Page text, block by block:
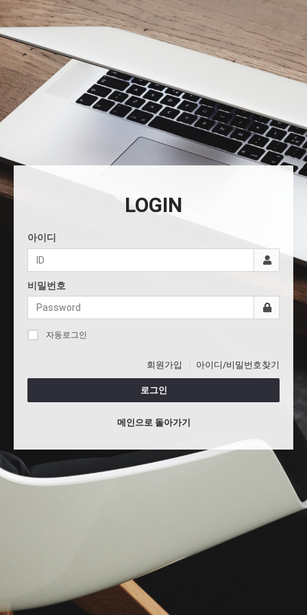
LOGIN
아이디
비밀번호
자동로그인
회원가입 아이디/비밀번호찾기
로그인
메인으로 돌아가기